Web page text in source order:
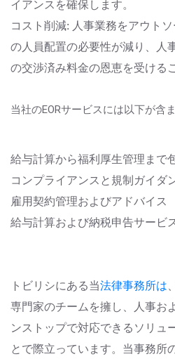
イアンスを確保します。
コスト削減: 人事業務をアウト
の人員配置の必要性が減り、人
の交渉済み料金の恩恵を受ける
当社のEORサービスには以下が含
給与計算から福利厚生管理まで
コンプライアンスと規制ガイダ
雇用契約管理およびアドバイス
給与計算および納税申告サービ
トビリシにある当法律事務所は
専門家のチームを擁し、人事お
ンストップで対応できるソリュ
とで際立っています。当事務所